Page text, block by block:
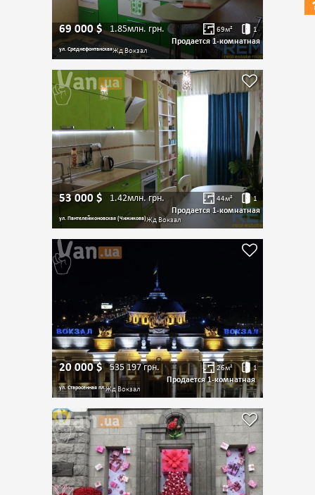
69 000$ 1.85млн. грн. 69м² 1
Продается 1-комнатная
ул. СреднефонтанскаяЖд Вокзал
53 000 $ 1.42млн.грн. 44м² 1
Продается 1-комнатная
ул. Пантелеймоновская (Чижикова)Жд Вокзал
20 000$ 535 197 грн. 26м² 1
Продается 1-комнатная
ул. Старосенная пл.Жд Вокзал